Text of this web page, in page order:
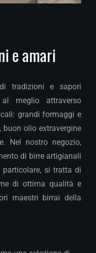
e amari
tradizioni e sapori
meglio attraverso
grandi formaggi e
buon olio extravergine
Nel nostro negozio,
di birre artigianali
si tratta di
di ottima qualità e
maestri birrai della